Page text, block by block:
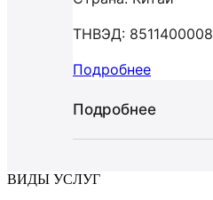
ТНВЭД: 8511400008
Подробнее
Подробнее
ВИДЫ УСЛУГ